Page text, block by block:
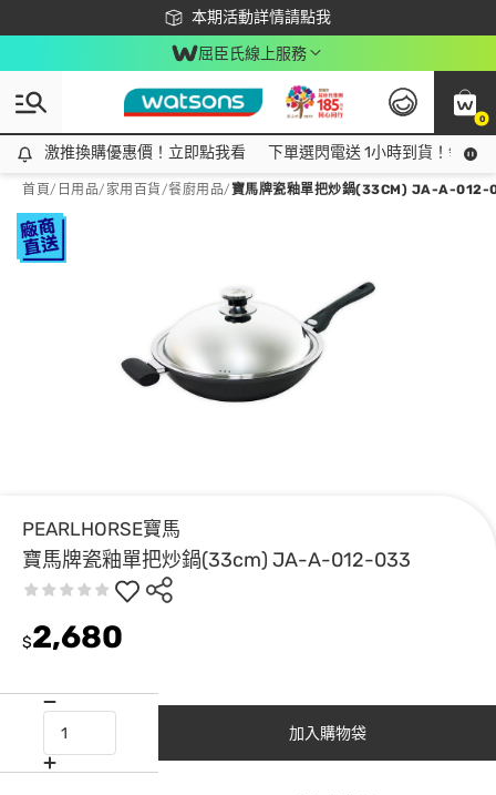
本期活動詳情請點我
下載app最高回饋$350
屈臣氏線上服務
0
激推換購優惠價！立即點我看
激推換購優惠價！立即點我看 下單選閃電送 1小時到貨！領神
首頁/ 日用品/ 家用百貨/餐廚用品/寶馬牌瓷釉單把炒鍋(33CM) JA-A-012-
PEARLHORSE寶馬
寶馬牌瓷釉單把炒鍋(33cm) JA-A-012-033
$2,680
加入購物袋